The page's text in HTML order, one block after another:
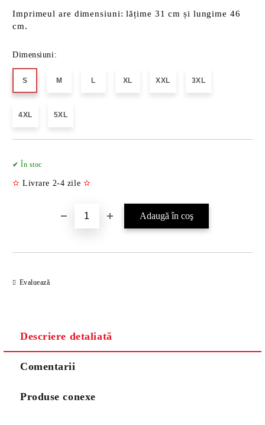
Imprimeul are dimensiuni: lățime 31 cm și lungime 46
cm.
Dimensiuni:
S M L XL XXL 3XL
4XL 5XL
✔ În stoc
✫ Livrare 2-4 zile ✫
Evaluează
Descriere detaliată
Comentarii
Produse conexe